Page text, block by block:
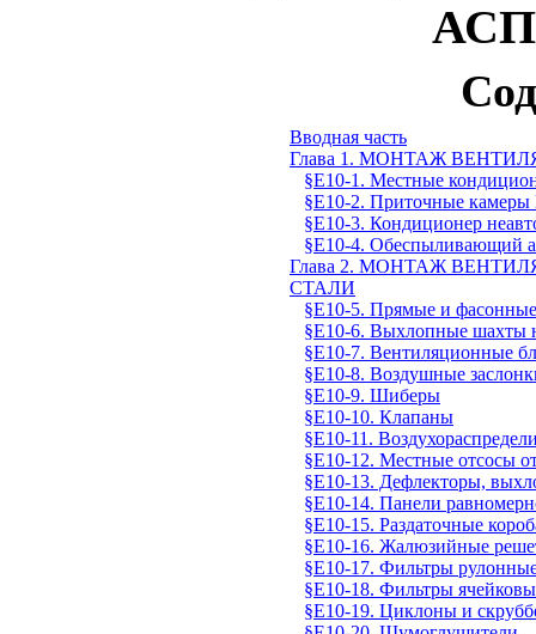
Вводная часть
Глава 1. МОНТАЖ
§Е10-1. Местные
§Е10-2. Приточные
§Е10-3. Кондиционер
§Е10-4. Обеспыливающий
Глава 2. МОНТАЖ
СТАЛИ
§Е10-5. Прямые и
§Е10-6. Выхлопные шахты
§Е10-7. Вентиляционные
§Е10-8. Воздушные
§Е10-9. Шиберы
§Е10-10. Клапаны
§Е10-11.
§Е10-12. Местные отсосы
§Е10-13. Дефлекторы,
§Е10-14. Панели
§Е10-15. Раздаточные
§Е10-16. Жалюзийные
§Е10-17. Фильтры
§Е10-18. Фильтры
§Е10-19. Циклоны и